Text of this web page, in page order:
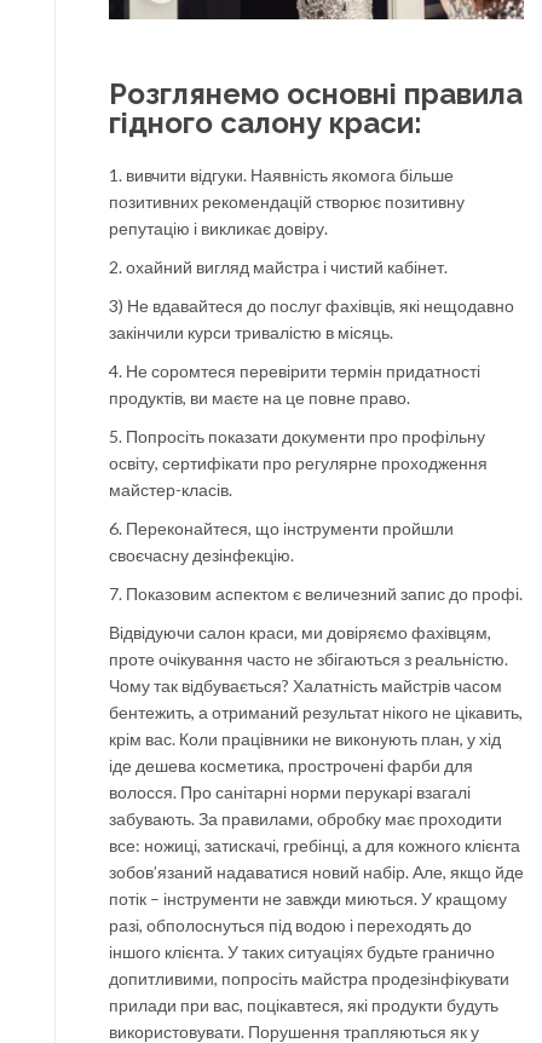
Розглянемо основні правила
гідного салону краси:
1. вивчити відгуки. Наявність якомога більше
позитивних рекомендацій створює позитивну
репутацію і викликає довіру.
2. охайний вигляд майстра і чистий кабінет.
3) Не вдавайтеся до послуг фахівців, які нещодавно
закінчили курси тривалістю в місяць.
4. Не соромтеся перевірити термін придатності
продуктів, ви маєте на це повне право.
5. Попросіть показати документи про профільну
освіту, сертифікати про регулярне проходження
майстер-класів.
6. Переконайтеся, що інструменти пройшли
своєчасну дезінфекцію.
7. Показовим аспектом є величезний запис до профі.
Відвідуючи салон краси, ми довіряємо фахівцям,
проте очікування часто не збігаються з реальністю.
Чому так відбувається? Халатність майстрів часом
бентежить, а отриманий результат нікого не цікавить,
крім вас. Коли працівники не виконують план, у хід
іде дешева косметика, прострочені фарби для
волосся. Про санітарні норми перукарі взагалі
забувають. За правилами, обробку має проходити
все: ножиці, затискачі, гребінці, а для кожного клієнта
зобов’язаний надаватися новий набір. Але, якщо йде
потік – інструменти не завжди миються. У кращому
разі, обполоснуться під водою і переходять до
іншого клієнта. У таких ситуаціях будьте гранично
допитливими, попросіть майстра продезінфікувати
прилади при вас, поцікавтеся, які продукти будуть
використовувати. Порушення трапляються як у